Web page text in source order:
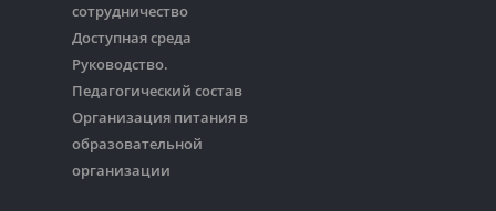
сотрудничество
Доступная среда
Руководство.
Педагогический состав
Организация питания в
образовательной
организации